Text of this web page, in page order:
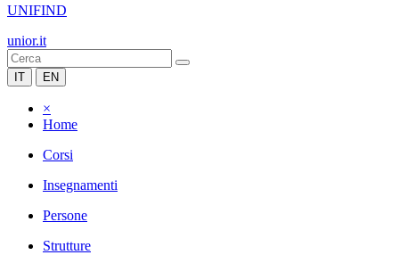
UNIFIND
unior.it
IT EN
×
Home
Corsi
Insegnamenti
Persone
Strutture